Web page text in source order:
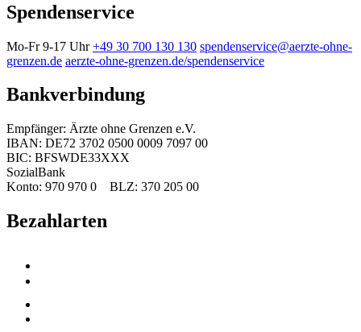
Spendenservice
Mo-Fr 9-17 Uhr +49 30 700 130 130 spendenservice@aerzte-ohne-
grenzen.de aerzte-ohne-grenzen.de/spendenservice
Bankverbindung
Empfänger: Ärzte ohne Grenzen e.V.
IBAN: DE72 3702 0500 0009 7097 00
BIC: BFSWDE33XXX
SozialBank
Konto: 970 970 0 BLZ: 370 205 00
Bezahlarten